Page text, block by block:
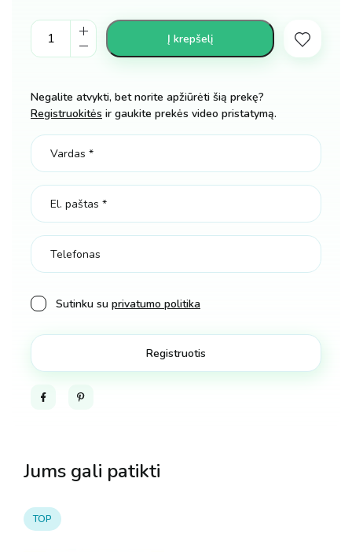
Archeologijos
kasinėjimo
deimantų
kasykla
planeta
Neptunas
Į krepšelį
Negalite atvykti, bet norite apžiūrėti šią prekę?
Registruokitės ir gaukite prekės video pristatymą.
Sutinku su privatumo politika
FacebookPinterest
Jums gali patikti
TOP